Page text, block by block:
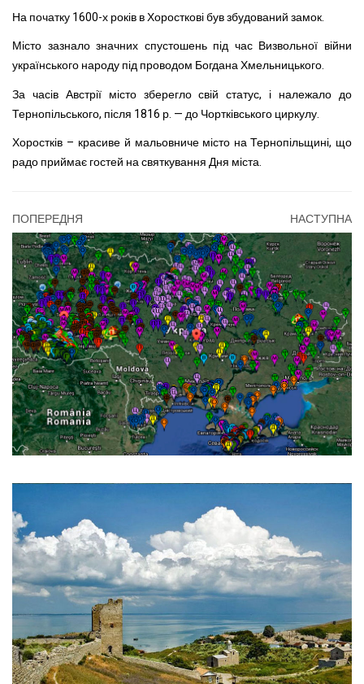
На початку 1600-х років в Хоросткові був збудований замок.
Місто зазнало значних спустошень під час Визвольної війни
українського народу під проводом Богдана Хмельницького.
За часів Австрії місто зберегло свій статус, і належало до
Тернопільського, після 1816 р. — до Чортківського циркулу.
Хоростків – красиве й мальовниче місто на Тернопільщині, що
радо приймає гостей на святкування Дня міста.
ПОПЕРЕДНЯ НАСТУПНА